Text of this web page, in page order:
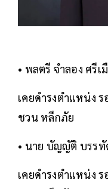
• พลตรี จำลอง ศรีเ
เคยดำรงตำแหน่ง
ชวน หลีกภัย
• นาย บัญญัติ บรร
เคยดำรงตำแหน่ง